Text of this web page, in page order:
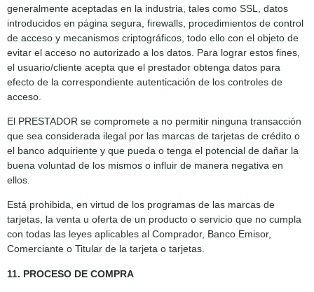
generalmente aceptadas en la industria, tales como SSL, datos
introducidos en página segura, firewalls, procedimientos de control
de acceso y mecanismos criptográficos, todo ello con el objeto de
evitar el acceso no autorizado a los datos. Para lograr estos fines,
el usuario/cliente acepta que el prestador obtenga datos para
efecto de la correspondiente autenticación de los controles de
acceso.
El PRESTADOR se compromete a no permitir ninguna transacción
que sea considerada ilegal por las marcas de tarjetas de crédito o
el banco adquiriente y que pueda o tenga el potencial de dañar la
buena voluntad de los mismos o influir de manera negativa en
ellos.
Está prohibida, en virtud de los programas de las marcas de
tarjetas, la venta u oferta de un producto o servicio que no cumpla
con todas las leyes aplicables al Comprador, Banco Emisor,
Comerciante o Titular de la tarjeta o tarjetas.
11. PROCESO DE COMPRA